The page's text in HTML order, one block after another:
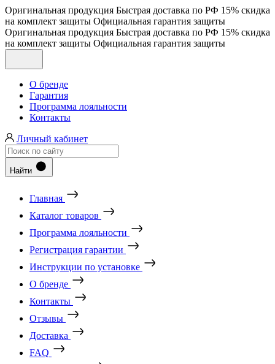
Оригинальная продукция Быстрая доставка по РФ 15% скидка
на комплект защиты Официальная гарантия защиты
Оригинальная продукция Быстрая доставка по РФ 15% скидка
на комплект защиты Официальная гарантия защиты
О бренде
Гарантия
Программа лояльности
Контакты
Личный кабинет
Найти
Главная
Каталог товаров
Программа лояльности
Регистрация гарантии
Инструкции по установке
О бренде
Контакты
Отзывы
Доставка
FAQ